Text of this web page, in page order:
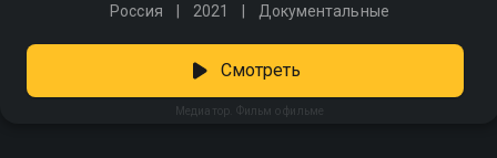
Россия 2021 Документальные
Медиатор. Фильм о фильме
Смотреть